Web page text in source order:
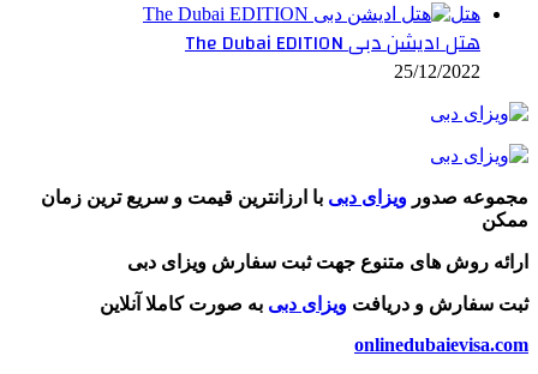
هتل
هتل ادیشن دبی The Dubai EDITION
25/12/2022
مجموعه صدور ویزای دبی با ارزانترین قیمت و سریع ترین زمان
ممکن
ارائه روش های متنوع جهت ثبت سفارش ویزای دبی
ثبت سفارش و دریافت ویزای دبی به صورت کاملا آنلاین
onlinedubaievisa.com